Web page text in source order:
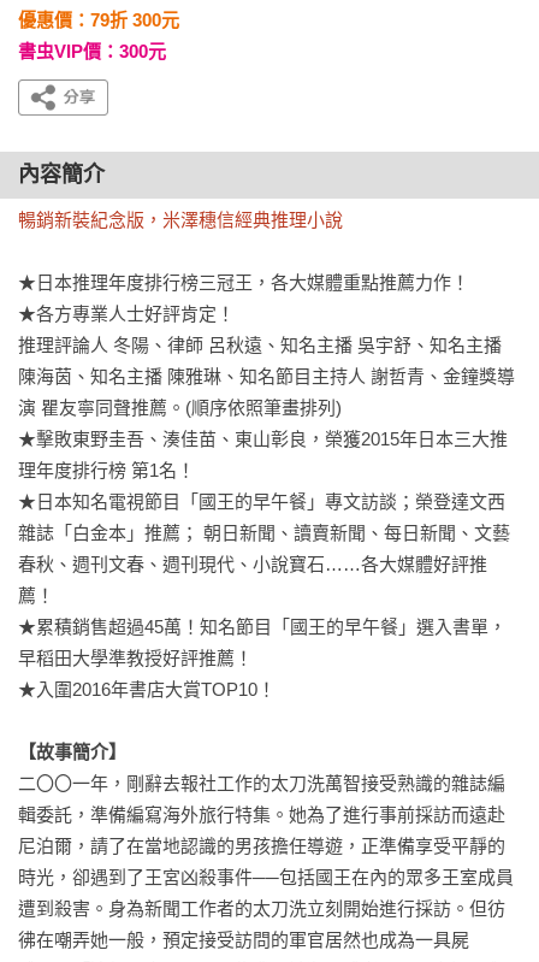
優惠價：79折 300元
書虫VIP價：300元
內容簡介
暢銷新裝紀念版，米澤穗信經典推理小說
★日本推理年度排行榜三冠王，各大媒體重點推薦力作！
★各方專業人士好評肯定！
推理評論人 冬陽、律師 呂秋遠、知名主播 吳宇舒、知名主播
陳海茵、知名主播 陳雅琳、知名節目主持人 謝哲青、金鐘獎導
演 瞿友寧同聲推薦。(順序依照筆畫排列)
★擊敗東野圭吾、湊佳苗、東山彰良，榮獲2015年日本三大推
理年度排行榜 第1名！
★日本知名電視節目「國王的早午餐」專文訪談；榮登達文西
雜誌「白金本」推薦； 朝日新聞、讀賣新聞、每日新聞、文藝
春秋、週刊文春、週刊現代、小說寶石……各大媒體好評推
薦！
★累積銷售超過45萬！知名節目「國王的早午餐」選入書單，
早稻田大學準教授好評推薦！
★入圍2016年書店大賞TOP10！
【故事簡介】
二〇〇一年，剛辭去報社工作的太刀洗萬智接受熟識的雜誌編
輯委託，準備編寫海外旅行特集。她為了進行事前採訪而遠赴
尼泊爾，請了在當地認識的男孩擔任導遊，正準備享受平靜的
時光，卻遇到了王宮凶殺事件──包括國王在內的眾多王室成員
遭到殺害。身為新聞工作者的太刀洗立刻開始進行採訪。但彷
彿在嘲弄她一般，預定接受訪問的軍官居然也成為一具屍